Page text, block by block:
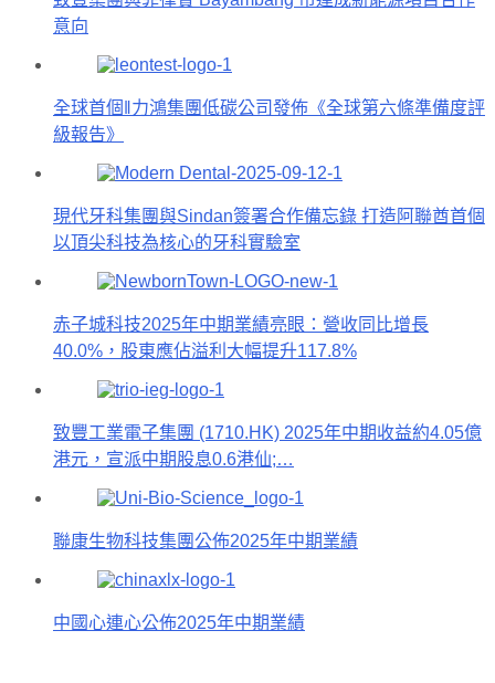
意向
全球首個‖力鴻集團低碳公司發佈《全球第六條準備度評
級報告》
現代牙科集團與Sindan簽署合作備忘錄 打造阿聯酋首個
以頂尖科技為核心的牙科實驗室
赤子城科技2025年中期業績亮眼：營收同比增長
40.0%，股東應佔溢利大幅提升117.8%
致豐工業電子集團 (1710.HK) 2025年中期收益約4.05億
港元，宣派中期股息0.6港仙;…
聯康生物科技集團公佈2025年中期業績
中國心連心公佈2025年中期業績